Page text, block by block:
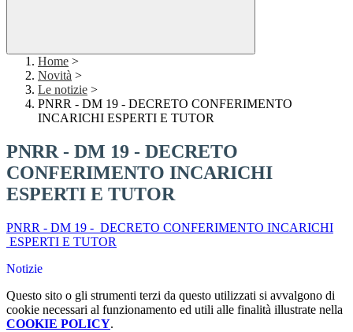
Home >
Novità >
Le notizie >
PNRR - DM 19 - DECRETO CONFERIMENTO
INCARICHI ESPERTI E TUTOR
PNRR - DM 19 - DECRETO
CONFERIMENTO INCARICHI
ESPERTI E TUTOR
PNRR - DM 19 - DECRETO CONFERIMENTO INCARICHI
ESPERTI E TUTOR
Notizie
Questo sito o gli strumenti terzi da questo utilizzati si avvalgono di
cookie necessari al funzionamento ed utili alle finalità illustrate nella
COOKIE POLICY.